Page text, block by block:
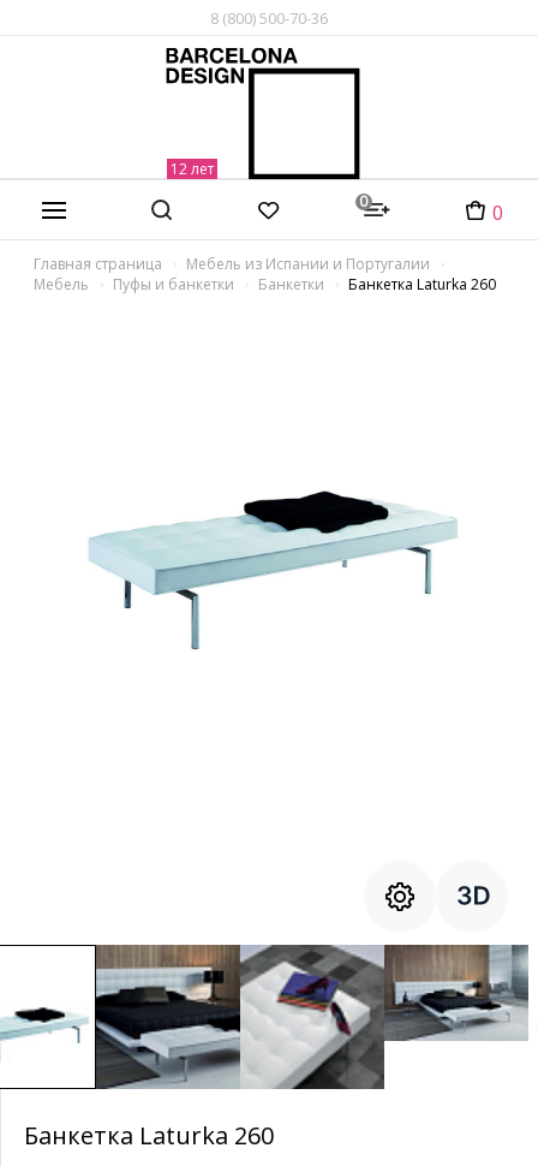
8 (800) 500-70-36
0 0
Главная страница
Мебель из Испании и Португалии
Мебель
Пуфы и банкетки Банкетки Банкетка Laturka 260
Банкетка Laturka 260